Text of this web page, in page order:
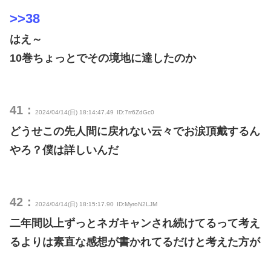
>>38
はえ～
10巻ちょっとでその境地に達したのか
41： 2024/04/14(日) 18:14:47.49 ID:7rr6ZdGc0
どうせこの先人間に戻れない云々でお涙頂戴するん
やろ？僕は詳しいんだ
42： 2024/04/14(日) 18:15:17.90 ID:MyroN2LJM
二年間以上ずっとネガキャンされ続けてるって考え
るよりは素直な感想が書かれてるだけと考えた方が